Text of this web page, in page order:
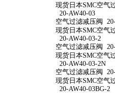
现货日本SMC空气
20-AW40-03
空气过滤减压阀
现货日本SMC空气
20-AW40-03-2
空气过滤减压阀
现货日本SMC空气
20-AW40-03-2N
空气过滤减压阀
现货日本SMC空气
20-AW40-03BG-2